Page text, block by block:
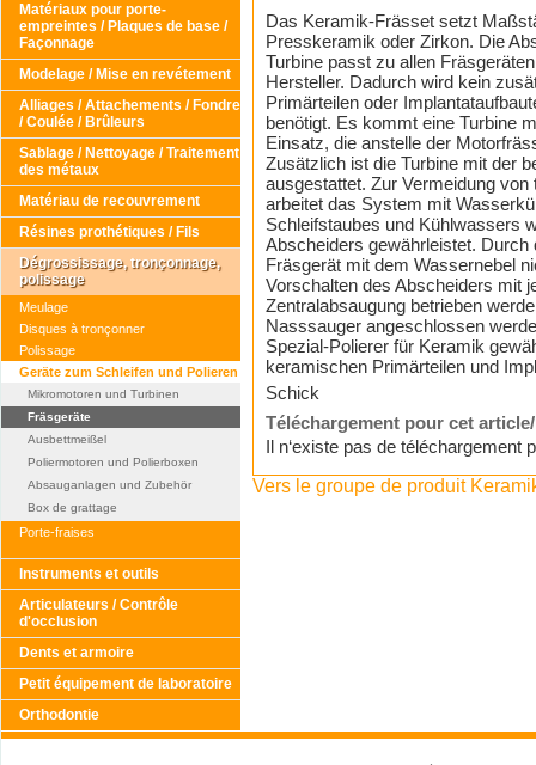
Matériaux pour porte-
empreintes / Plaques de base /
Façonnage
Modelage / Mise en revétement
Alliages / Attachements / Fondre
/ Coulée / Brûleurs
Sablage / Nettoyage / Traitement
des métaux
Matériau de recouvrement
Résines prothétiques / Fils
Dégrossissage, tronçonnage,
polissage
Meulage
Disques à tronçonner
Polissage
Geräte zum Schleifen und Polieren
Mikromotoren und Turbinen
Fräsgeräte
Ausbettmeißel
Poliermotoren und Polierboxen
Absauganlagen und Zubehör
Box de grattage
Porte-fraises
Instruments et outils
Articulateurs / Contrôle
d'occlusion
Dents et armoire
Petit équipement de laboratoire
Orthodontie
Das Keramik-Frässet setzt
Presskeramik oder Zirkon. Die
Turbine passt zu allen
Hersteller. Dadurch wird kein
Primärteilen oder
benötigt. Es kommt eine Turbine
Einsatz, die anstelle der
Zusätzlich ist die Turbine mit der
ausgestattet. Zur Vermeidung
arbeitet das System mit
Schleifstaubes und Kühlwassers
Abscheiders gewährleistet.
Fräsgerät mit dem Wassernebel
Vorschalten des Abscheiders mit
Zentralabsaugung betrieben
Nasssauger angeschlossen
Spezial-Polierer für Keramik
keramischen Primärteilen und
Schick
Téléchargement pour cet
Il n‘existe pas de téléchargement
Vers le groupe de produit